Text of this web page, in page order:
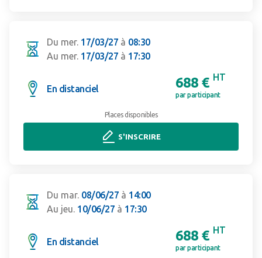
Du mer. 17/03/27 à 08:30
Au mer. 17/03/27 à 17:30
En distanciel 688 € HT
par participant
Places disponibles
S'INSCRIRE
Du mar. 08/06/27 à 14:00
Au jeu. 10/06/27 à 17:30
En distanciel 688 € HT
par participant